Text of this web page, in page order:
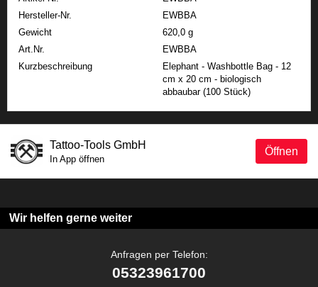
Hersteller-Nr.
EWBBA
Gewicht
620,0 g
Art.Nr.
EWBBA
Kurzbeschreibung
Elephant - Washbottle Bag - 12
cm x 20 cm - biologisch
abbaubar (100 Stück)
Öffnen
Tattoo-Tools GmbH
In App öffnen
Wir helfen gerne weiter
Anfragen per Telefon:
05323961700